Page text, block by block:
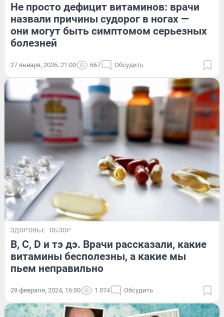
Не просто дефицит витаминов: врачи
назвали причины судорог в ногах —
они могут быть симптомом серьезных
болезней
27 января, 2026, 21:00 667 Обсудить
ЗДОРОВЬЕ ОБЗОР
B, C, D и тэ дэ. Врачи рассказали, какие
витамины бесполезны, а какие мы
пьем неправильно
28 февраля, 2024, 16:00 1 074 Обсудить